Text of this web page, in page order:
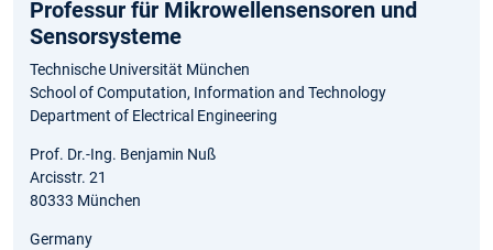
Professur für Mikrowellensensoren und
Sensorsysteme
Technische Universität München
School of Computation, Information and Technology
Department of Electrical Engineering
Prof. Dr.-Ing. Benjamin Nuß
Arcisstr. 21
80333 München
Germany